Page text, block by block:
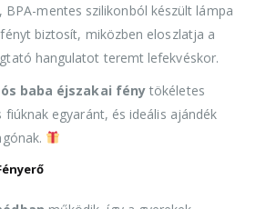
BPA-mentes szilikonból készült lámpa
biztosít, miközben eloszlatja a
hangulatot teremt lefekvéskor.
baba éjszakai fény tökéletes
fiúknak egyaránt, és ideális ajándék